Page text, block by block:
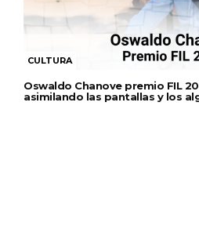
CULTURA
Oswaldo Chanove premio FIL
asimilando las pantallas y los